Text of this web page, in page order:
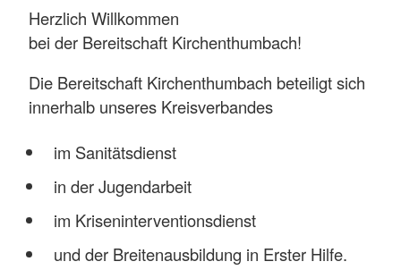
Herzlich Willkommen
bei der Bereitschaft Kirchenthumbach!
Die Bereitschaft Kirchenthumbach beteiligt sich
innerhalb unseres Kreisverbandes
im Sanitätsdienst
in der Jugendarbeit
im Kriseninterventionsdienst
und der Breitenausbildung in Erster Hilfe.